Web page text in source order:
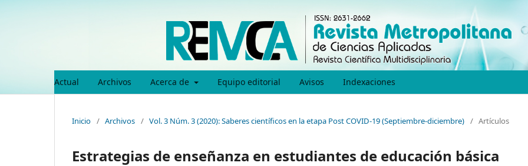
Actual Archivos Acerca de Equipo editorial Avisos Indexaciones
Inicio / Archivos / Vol. 3 Núm. 3 (2020): Saberes científicos en la etapa Post COVID-19 (Septiembre-diciembre) / Artículos
Estrategias de enseñanza en estudiantes de educación básica